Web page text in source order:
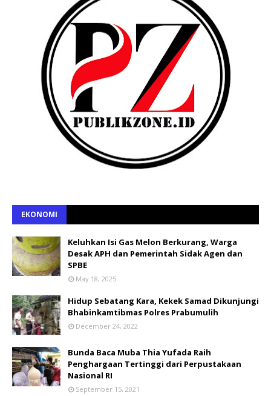
EKONOMI
Keluhkan Isi Gas Melon Berkurang, Warga
Desak APH dan Pemerintah Sidak Agen dan
SPBE
May 18, 2025
Hidup Sebatang Kara, Kekek Samad Dikunjungi
Bhabinkamtibmas Polres Prabumulih
December 24, 2022
Bunda Baca Muba Thia Yufada Raih
Penghargaan Tertinggi dari Perpustakaan
Nasional RI
September 15, 2021